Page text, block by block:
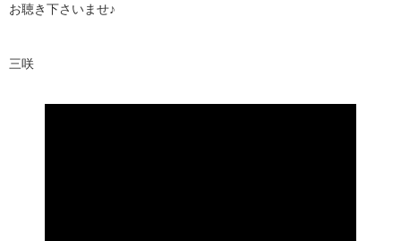
お聴き下さいませ♪
三咲